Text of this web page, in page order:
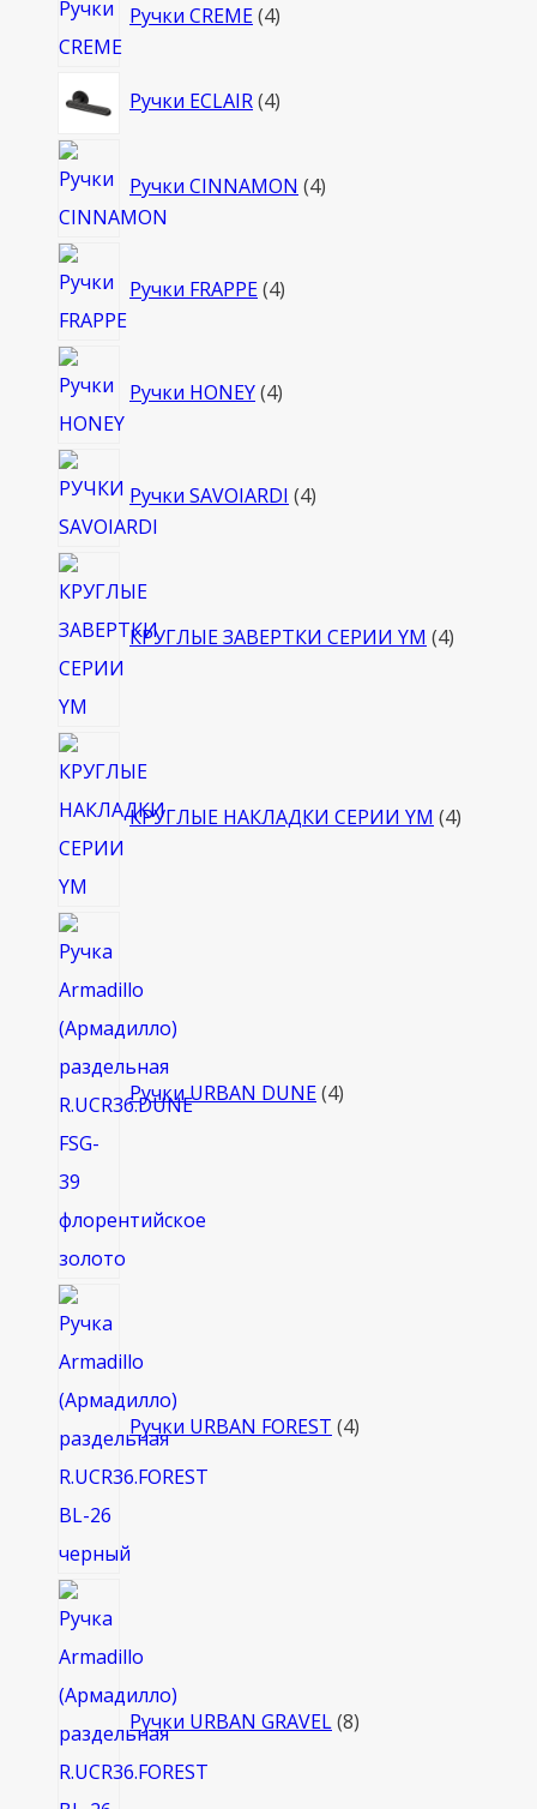
Ручки CREME 4товара
Ручки ECLAIR 44
Ручки CINNAMON 4товара
Ручки FRAPPE 4товара
Ручки HONEY 4товара
Ручки SAVOIARDI 4товара
КРУГЛЫЕ ЗАВЕРТКИ СЕРИИ YM 4
КРУГЛЫЕ НАКЛАДКИ СЕРИИ YM 4
Ручки URBAN DUNE 4
Ручки URBAN FOREST 4
Ручки URBAN GRAVEL 8